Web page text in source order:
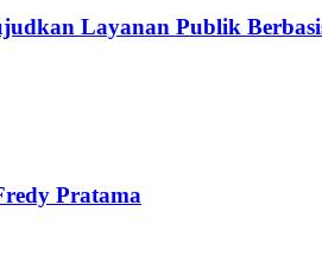
Layanan Publik
Pratama